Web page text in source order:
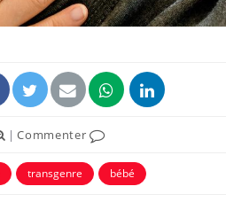
|Commenter
transgenre bébé